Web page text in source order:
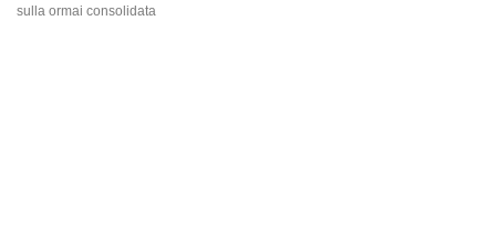
sulla ormai consolidata